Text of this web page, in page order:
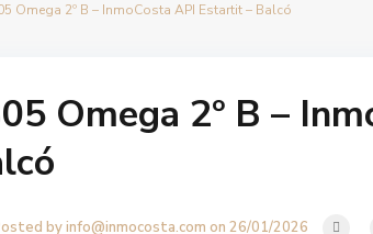
Omega 2º B – InmoCosta API Estartit – Balcó
Omega 2º B –
by info@inmocosta.com on 26/01/2026